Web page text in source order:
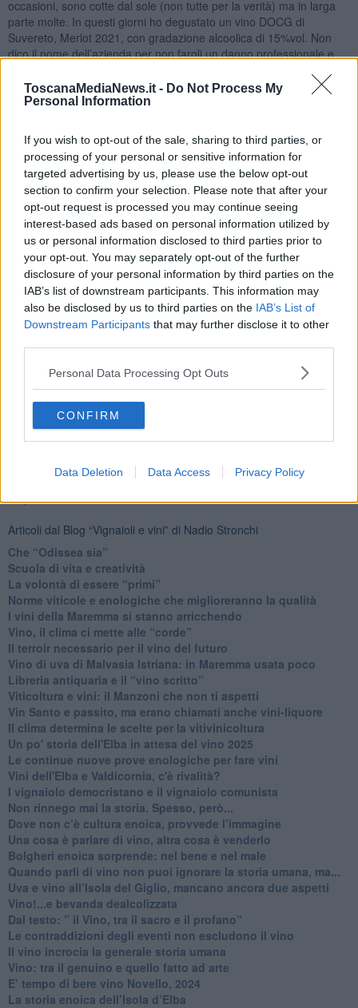
ToscanaMediaNews.it - Do Not Process My
Personal Information
If you wish to opt-out of the sale, sharing to third parties, or
processing of your personal or sensitive information for
targeted advertising by us, please use the below opt-out
section to confirm your selection. Please note that after your
opt-out request is processed you may continue seeing
interest-based ads based on personal information utilized by
us or personal information disclosed to third parties prior to
your opt-out. You may separately opt-out of the further
disclosure of your personal information by third parties on the
IAB’s list of downstream participants. This information may
also be disclosed by us to third parties on the IAB’s List of
Downstream Participants that may further disclose it to other
Personal Data Processing Opt Outs
CONFIRM
Data Deletion Data Access Privacy Policy
occasioni, sono cotte dal sole (non tutte per la verità) ma in larga
parte molte. In questi giorni ho degustato un vino DOCG di
Suvereto, Merlot 2021, con gradazione alcoolica di 15%vol. Non
dico il nome dell’azienda per non fargli un danno professionale e
come giusto che sia.
Ecco la mia impressione organolettica: Colore: rosso granato
appassiti: Ciliegia, lampone, mirtillo. Gusto: caldo, intenso, si ripete
il fruttato e una sensazione finale “bruciante”.
Nadio Stronchi
Se vuoi leggere le notizie principali della Toscana iscriviti alla
Newsletter QUInews - ToscanaMedia.
Arriva gratis tutti i giorni
alle 20:00 direttamente nella tua casella di posta.
Fotogallery
Articoli dal Blog “Vignaioli e vini” di Nadio Stronchi
​Che “Odissea sia”
Scuola di vita e creatività
​La volontà di essere “primi”
Norme viticole e enologiche che miglioreranno la qualità
​I vini della Maremma si stanno arricchendo
Vino, il clima ci mette alle “corde”
Il terroir necessario per il vino del futuro
​Vino di uva di Malvasia Istriana: in Maremma usata poco
​Libreria antiquaria e il “vino scritto”
​Viticoltura e vini: il Manzoni che non ti aspetti
​Vin Santo e passito, ma erano chiamati anche vini-liquore
Il clima determina le scelte per la vitivinicoltura
Un po' storia dell'Elba in attesa del vino 2025
Le continue nuove prove enologiche per fare vini
Vini dell'Elba e Valdicornia, c'è rivalità?
​I vignaiolo democristano e il vignaiolo comunista
​Non rinnego mai la storia. Spesso, però...
​Dove non c’è cultura enoica, provvede l’immagine
​Una cosa è parlare di vino, altra cosa è venderlo
Bolgheri enoica sorprende: nel bene e nel male
​Quando parli di vino non puoi ignorare la storia umana, ma...
Uva e vino all’Isola del Giglio, mancano ancora due aspetti
​Vino!...e bevanda dealcolizzata
​Dal testo: ” il Vino, tra il sacro e il profano”
Le contraddizioni degli eventi non escludono il vino
​Il vino incrocia la generale storia umana
Vino: tra il genuino e quello fatto ad arte
E’ tempo di bere vino Novello, 2024
La storia enoica dell’Isola d’Elba